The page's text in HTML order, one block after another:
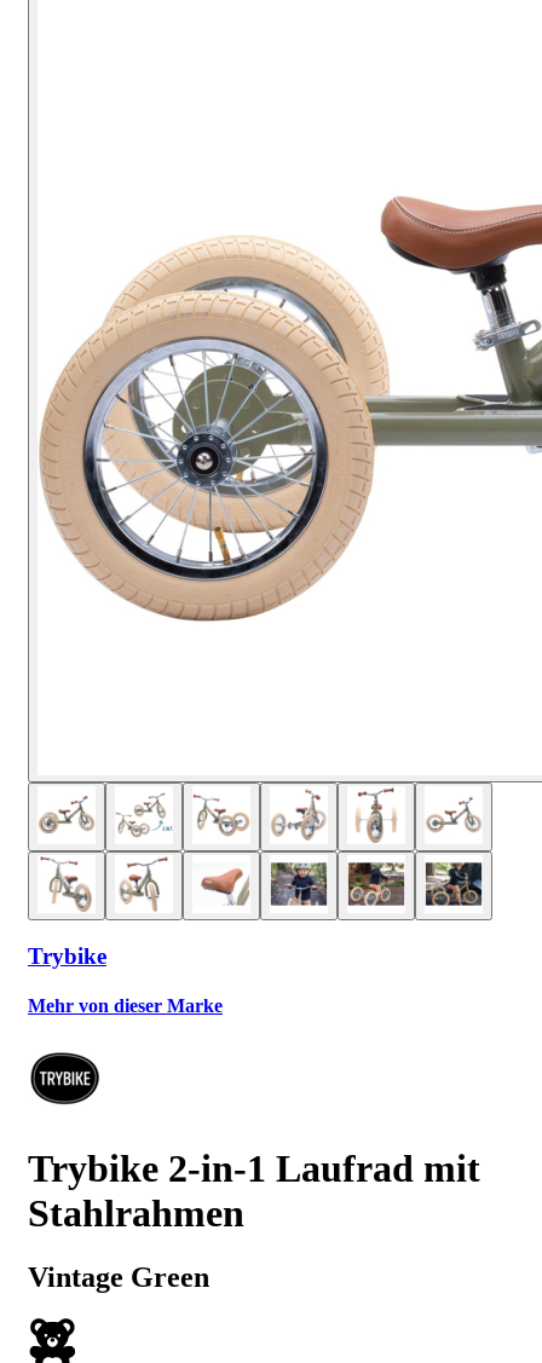
Trybike
Mehr von dieser Marke
Trybike 2-in-1 Laufrad mit
Stahlrahmen
Vintage Green